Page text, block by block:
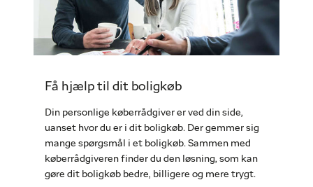
Få hjælp til dit boligkøb
Din personlige køberrådgiver er ved din side,
uanset hvor du er i dit boligkøb. Der gemmer sig
mange spørgsmål i et boligkøb. Sammen med
køberrådgiveren finder du den løsning, som kan
gøre dit boligkøb bedre, billigere og mere trygt.